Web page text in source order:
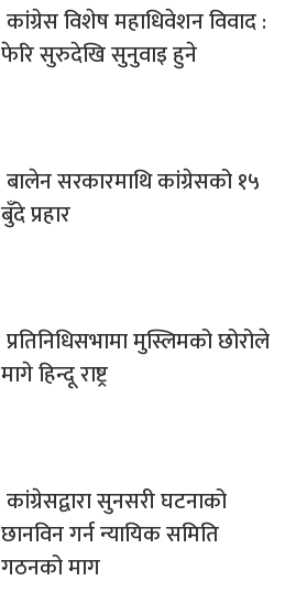
कांग्रेस विशेष महाधिवेशन विवाद :
फेरि सुरुदेखि सुनुवाइ हुने
बालेन सरकारमाथि कांग्रेसको १५
बुँदे प्रहार
प्रतिनिधिसभामा मुस्लिमको छोरोले
मागे हिन्दू राष्ट्र
कांग्रेसद्वारा सुनसरी घटनाको
छानविन गर्न न्यायिक समिति
गठनको माग